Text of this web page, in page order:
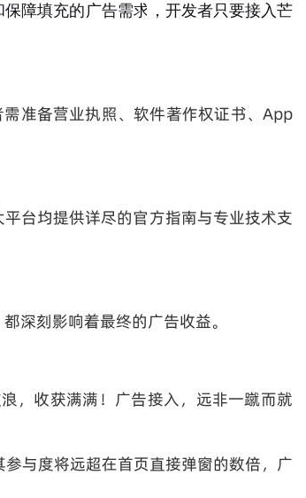
障填充的广告需求 ，开发者只要接入芒
准备营业执照、软件著作权证书、App
台均提供详尽的官方指南与专业技术支
深刻影响着最终的广告收益。
，收获满满！广告接入，远非一蹴而就
与度将远超在首页直接弹窗的数倍，广